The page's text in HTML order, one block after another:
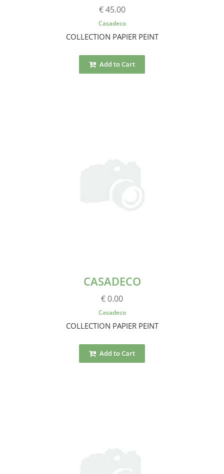
€ 45.00
Casadeco
COLLECTION PAPIER PEINT
Add to Cart
CASADECO
€ 0.00
Casadeco
COLLECTION PAPIER PEINT
Add to Cart